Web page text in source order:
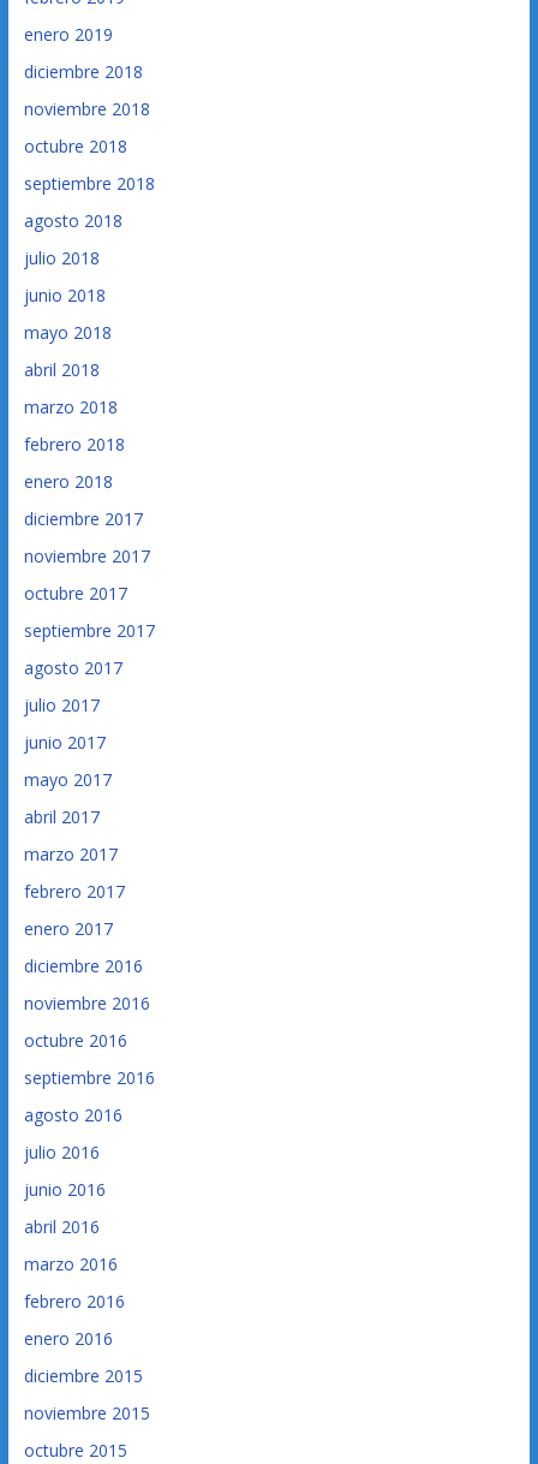
enero 2019
diciembre 2018
noviembre 2018
octubre 2018
septiembre 2018
agosto 2018
julio 2018
junio 2018
mayo 2018
abril 2018
marzo 2018
febrero 2018
enero 2018
diciembre 2017
noviembre 2017
octubre 2017
septiembre 2017
agosto 2017
julio 2017
junio 2017
mayo 2017
abril 2017
marzo 2017
febrero 2017
enero 2017
diciembre 2016
noviembre 2016
octubre 2016
septiembre 2016
agosto 2016
julio 2016
junio 2016
abril 2016
marzo 2016
febrero 2016
enero 2016
diciembre 2015
noviembre 2015
octubre 2015